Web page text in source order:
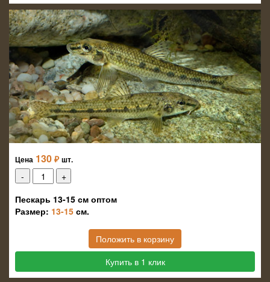
Цена 130 ₽ шт.
Пескарь 13-15 см оптом
Размер: 13-15 см.
Положить в корзину
Купить в 1 клик